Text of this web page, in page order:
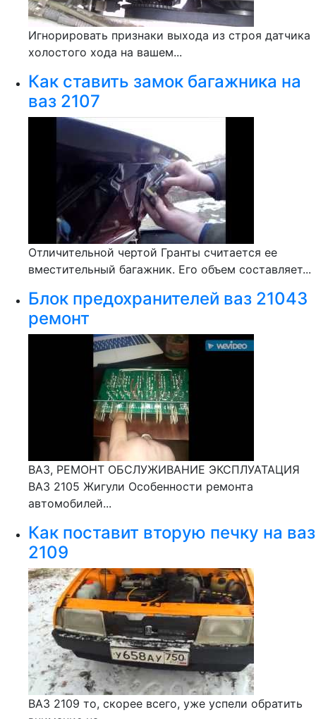
Игнорировать признаки выхода из строя датчика
холостого хода на вашем...
Как ставить замок багажника на
ваз 2107
Отличительной чертой Гранты считается ее
вместительный багажник. Его объем составляет...
Блок предохранителей ваз 21043
ремонт
ВАЗ, РЕМОНТ ОБСЛУЖИВАНИЕ ЭКСПЛУАТАЦИЯ
ВАЗ 2105 Жигули Особенности ремонта
автомобилей...
Как поставит вторую печку на ваз
2109
ВАЗ 2109 то, скорее всего, уже успели обратить